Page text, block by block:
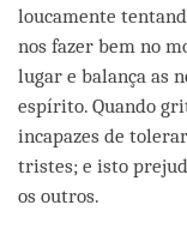
loucamente
nos fazer bem no
lugar e balança as
espírito. Quando
incapazes de
tristes; e isto
os outros.